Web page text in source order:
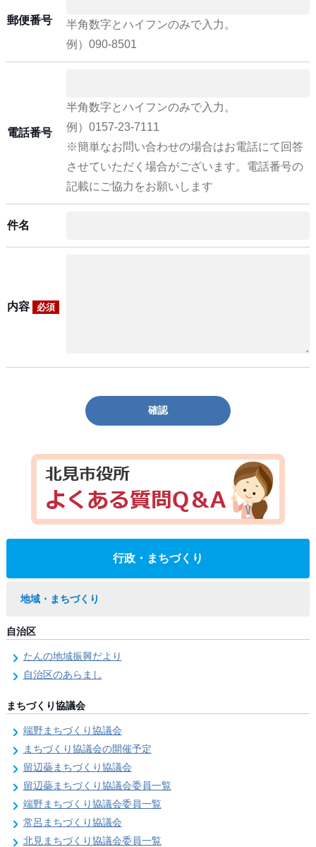
郵便番号
半角数字とハイフンのみで入力。
例）090-8501
電話番号
半角数字とハイフンのみで入力。
例）0157-23-7111
※簡単なお問い合わせの場合はお電話にて回答
させていただく場合がございます。電話番号の
記載にご協力をお願いします
件名
内容 必須
確認
行政・まちづくり
地域・まちづくり
自治区
たんの地域振興だより
自治区のあらまし
まちづくり協議会
端野まちづくり協議会
まちづくり協議会の開催予定
留辺蘂まちづくり協議会
留辺蘂まちづくり協議会委員一覧
端野まちづくり協議会委員一覧
常呂まちづくり協議会
北見まちづくり協議会委員一覧